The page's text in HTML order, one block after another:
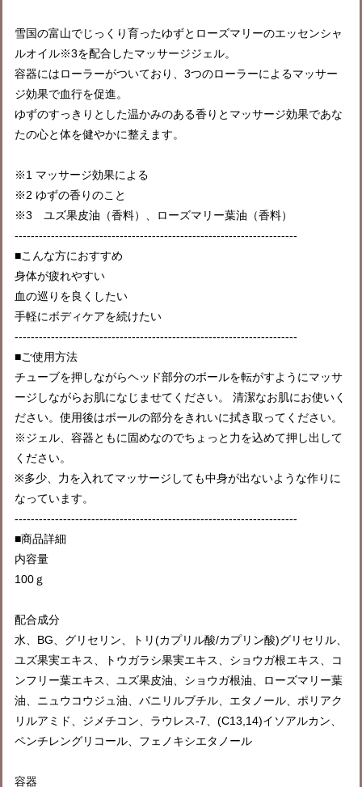
雪国の富山でじっくり育ったゆずとローズマリーのエッセンシャ
ルオイル※3を配合したマッサージジェル。
容器にはローラーがついており、3つのローラーによるマッサー
ジ効果で血行を促進。
ゆずのすっきりとした温かみのある香りとマッサージ効果であな
たの心と体を健やかに整えます。
※1 マッサージ効果による
※2 ゆずの香りのこと
※3 ユズ果皮油（香料）、ローズマリー葉油（香料）
----------------------------------------------------------------------
■こんな方におすすめ
身体が疲れやすい
血の巡りを良くしたい
手軽にボディケアを続けたい
----------------------------------------------------------------------
■ご使用方法
チューブを押しながらヘッド部分のボールを転がすようにマッサ
ージしながらお肌になじませてください。 清潔なお肌にお使いく
ださい。使用後はボールの部分をきれいに拭き取ってください。
※ジェル、容器ともに固めなのでちょっと力を込めて押し出して
ください。
※多少、力を入れてマッサージしても中身が出ないような作りに
なっています。
----------------------------------------------------------------------
■商品詳細
内容量
100ｇ
配合成分
水、BG、グリセリン、トリ(カプリル酸/カプリン酸)グリセリル、
ユズ果実エキス、トウガラシ果実エキス、ショウガ根エキス、コ
ンフリー葉エキス、ユズ果皮油、ショウガ根油、ローズマリー葉
油、ニュウコウジュ油、バニリルブチル、エタノール、ポリアク
リルアミド、ジメチコン、ラウレス-7、(C13,14)イソアルカン、
ペンチレングリコール、フェノキシエタノール
容器